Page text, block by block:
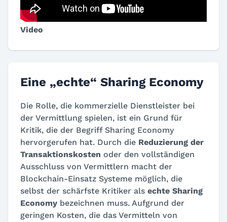
Video
Eine „echte“ Sharing Economy
Die Rolle, die kommerzielle Dienstleister bei
der Vermittlung spielen, ist ein Grund für
Kritik, die der Begriff Sharing Economy
hervorgerufen hat. Durch die Reduzierung der
Transaktionskosten oder den vollständigen
Ausschluss von Vermittlern macht der
Blockchain-Einsatz Systeme möglich, die
selbst der schärfste Kritiker als echte Sharing
Economy bezeichnen muss. Aufgrund der
geringen Kosten, die das Vermitteln von